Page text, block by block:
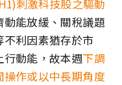
刺激科技股之驅動
動能放緩、關稅議題
利因素猶存於市
動能，故本週下調
作或以中長期角度